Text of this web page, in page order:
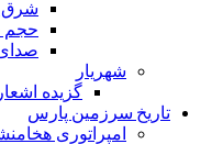
شرق
حجم
شهریار
گزیده
تاریخ سرزمین پارس
امپراتوری